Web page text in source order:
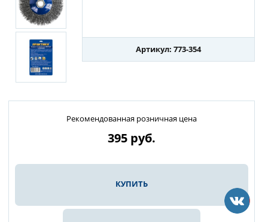
Артикул: 773-354
Рекомендованная розничная цена
395 руб.
КУПИТЬ